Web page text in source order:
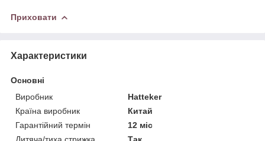
Приховати
Характеристики
Основні
Виробник
Hatteker
Країна виробник
Китай
Гарантійний термін
12 міс
Дитяча/тиха стрижка
Так